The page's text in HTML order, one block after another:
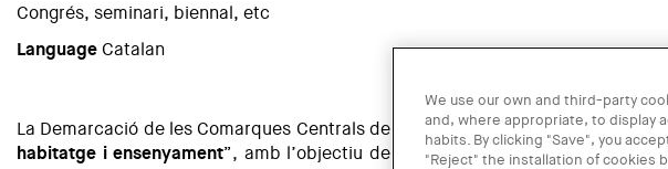
Congrés, seminari, biennal, etc
Language Catalan
La Demarcació de les Comarques Centrals del Col·legi d’Arquitectes de
habitatge i ensenyament”, amb l’objectiu de debatre sobre els grans
We use our own and third-party
and, where appropriate, to display
habits. By clicking "Save", you
"Reject" the installation of cookies